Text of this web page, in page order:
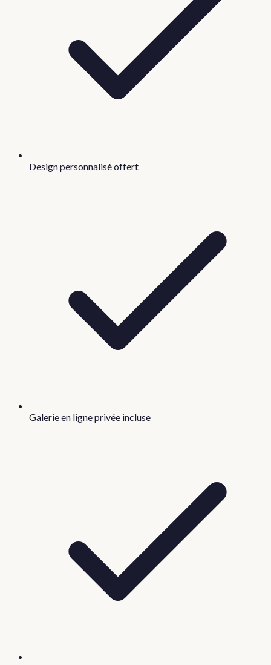
Design personnalisé offert
Galerie en ligne privée incluse